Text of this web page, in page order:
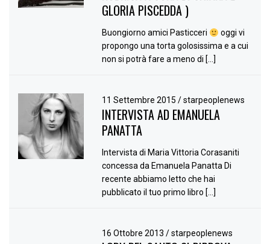
GLORIA PISCEDDA )
Buongiorno amici Pasticceri
oggi vi
propongo una torta golosissima e a cui
non si potrà fare a meno di […]
11 Settembre 2015/ starpeoplenews
INTERVISTA AD EMANUELA
PANATTA
Intervista di Maria Vittoria Corasaniti
concessa da Emanuela Panatta Di
recente abbiamo letto che hai
pubblicato il tuo primo libro […]
16 Ottobre 2013/ starpeoplenews